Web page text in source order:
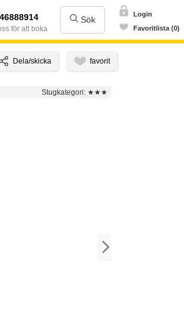
för att boka
Sök
Login
Favoritlista (0)
Stugkategori: ★★★